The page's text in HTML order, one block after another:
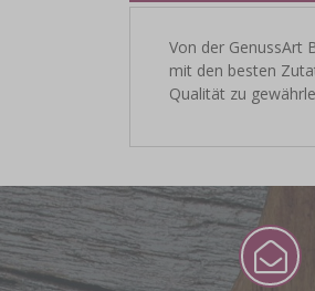
Von der GenussArt
mit den besten
Qualität zu